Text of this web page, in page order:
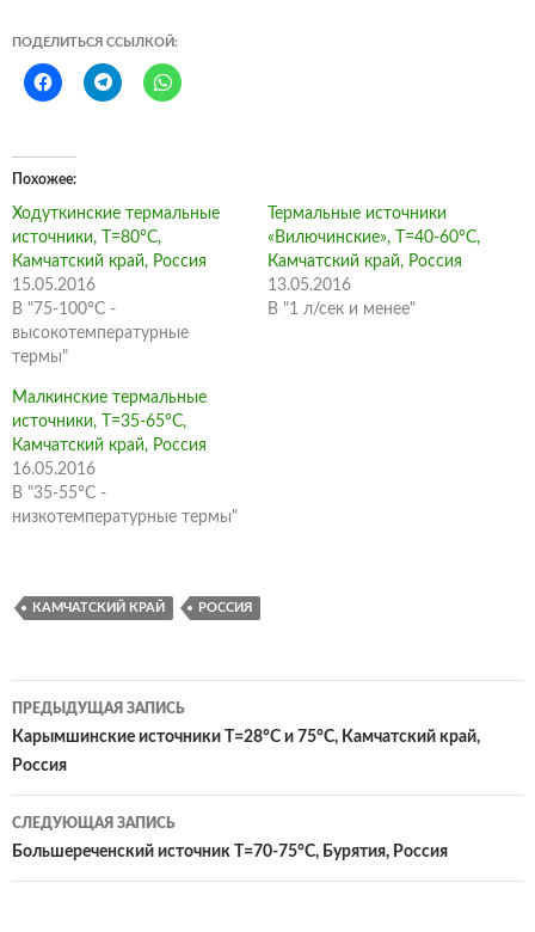
ПОДЕЛИТЬСЯ ССЫЛКОЙ:
Похожее
Ходуткинские термальные
источники, Т=80°С,
Камчатский край, Россия
15.05.2016
В "75-100°С -
высокотемпературные
термы"
Термальные источники
«Вилючинские», Т=40-60°С,
Камчатский край, Россия
13.05.2016
В "1 л/сек и менее"
Малкинские термальные
источники, Т=35-65°С,
Камчатский край, Россия
16.05.2016
В "35-55°C -
низкотемпературные термы"
КАМЧАТСКИЙ КРАЙ РОССИЯ
Навигация
по
ПРЕДЫДУЩАЯ ЗАПИСЬ
Карымшинские источники Т=28°С и 75°С, Камчатский край,
Россия
СЛЕДУЮЩАЯ ЗАПИСЬ
Большереченский источник Т=70-75°С, Бурятия, Россия